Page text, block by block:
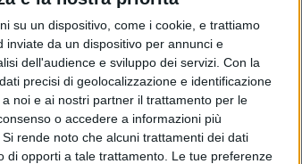
su un dispositivo, come i cookie, e trattiamo
da un dispositivo per annunci e
dell'audience e sviluppo dei servizi. Con la
precisi di geolocalizzazione e identificazione
noi e ai nostri partner il trattamento per le
o accedere a informazioni più
Si rende noto che alcuni trattamenti dei dati
di opporti a tale trattamento. Le tue preferenze
a Horacio Bozzo
navale e
riguarda gli ambienti
che ha lavorato in stretto
misura, informa una
ogni unità attorno ai